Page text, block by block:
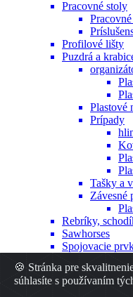
🍪 Stránka pre
súhlasíte s používaním
Pracovné stoly
Profilové lišty
Puzdrá a
Plastové
Prípady
Tašky a
Závesné
Rebríky,
Sawhorses
Spojovacie
Iné
Nity